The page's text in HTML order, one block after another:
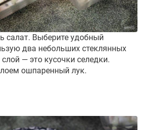
салат. Выберите удобный
два небольших стеклянных
— это кусочки селедки.
ошпаренный лук.